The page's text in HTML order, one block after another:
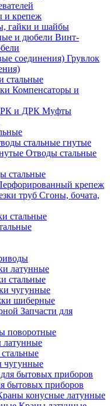
и крепеж
гайки и шайбы
Винт-
Грувлок
стальные
Компенсаторы и
Муфты
стальные гнутые
Отводы стальные
стальные
крепеж
Сгоны, бочата,
стальные
латунные
стальные
чугунные
шиберные
Запчасти для
поворотные
чугунные
бытовых приборов
конусные латунные